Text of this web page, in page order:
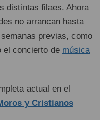
distintas filaes. Ahora
no arrancan hasta
previas, como
el concierto de música
actual en el
y Cristianos